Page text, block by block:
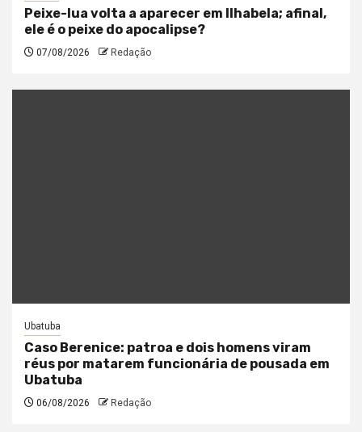
Peixe-lua volta a aparecer em Ilhabela; afinal,
ele é o peixe do apocalipse?
07/08/2026 Redação
Ubatuba
Caso Berenice: patroa e dois homens viram
réus por matarem funcionária de pousada em
Ubatuba
06/08/2026 Redação